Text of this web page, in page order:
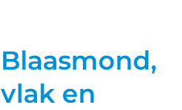
Blaasmond,
vlak en